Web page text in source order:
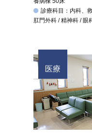
診療科目：内科、
肛門外科 / 精神科 / 眼
医療